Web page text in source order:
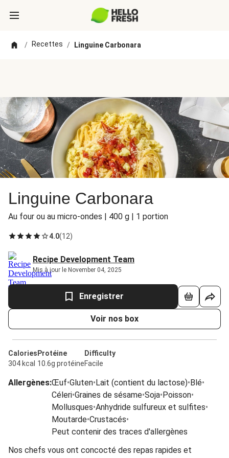
/ Recettes / Linguine Carbonara
Linguine Carbonara
Au four ou au micro-ondes | 400 g | 1 portion
4.0(12)
Recipe Development Team
Mis à jour le November 04, 2025
Enregistrer
Voir nos box
Calories
304 kcal
Protéine
10.6g protéine
Difficulty
Facile
Allergènes:Œuf•Gluten•Lait (contient du lactose)•Blé•
Céleri•Graines de sésame•Soja•Poisson•
Mollusques•Anhydride sulfureux et sulfites•
Moutarde•Crustacés•
Peut contenir des traces d'allergènes
Nos chefs vous ont concocté des repas rapides et